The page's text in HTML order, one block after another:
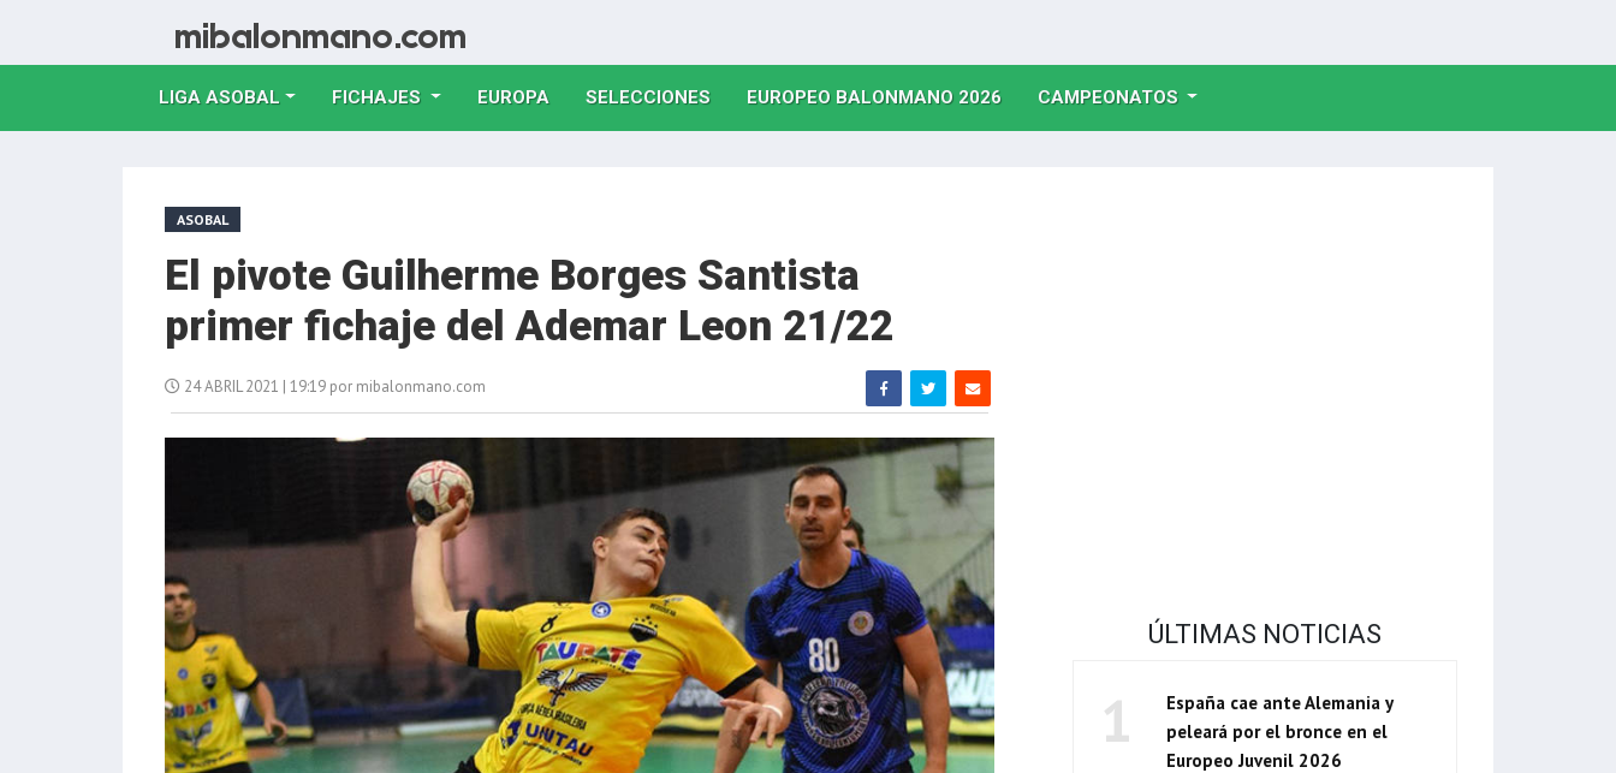
LIGA ASOBAL FICHAJES EUROPA(CURRENT)
SELECCIONES(CURRENT)
EUROPEO BALONMANO 2026(CURRENT)
CAMPEONATOS
ASOBAL
El pivote Guilherme Borges Santista
primer fichaje del Ademar Leon 21/22
24 ABRIL 2021 | 19:19 por mibalonmano.com
ÚLTIMAS NOTICIAS
1
España cae ante Alemania y
peleará por el bronce en el
Europeo Juvenil 2026